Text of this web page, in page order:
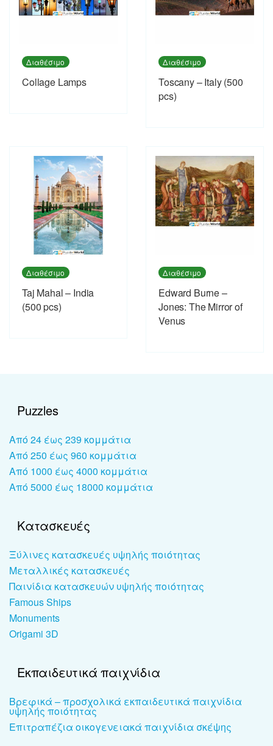
Διαθέσιμο
Collage Lamps
Διαθέσιμο
Toscany – Italy (500
pcs)
Διαθέσιμο
Taj Mahal – India
(500 pcs)
Διαθέσιμο
Edward Burne –
Jones: The Mirror of
Venus
Puzzles
Από 24 έως 239 κομμάτια
Από 250 έως 960 κομμάτια
Από 1000 έως 4000 κομμάτια
Από 5000 έως 18000 κομμάτια
Κατασκευές
Ξύλινες κατασκευές υψηλής ποιότητας
Μεταλλικές κατασκευές
Παινίδια κατασκευών υψηλής ποιότητας
Famous Ships
Monuments
Origami 3D
Εκπαιδευτικά παιχνίδια
Βρεφικά – προσχολικά εκπαιδευτικά παιχνίδια
υψηλής ποιότητας
Επιτραπέζια οικογενειακά παιχνίδια σκέψης